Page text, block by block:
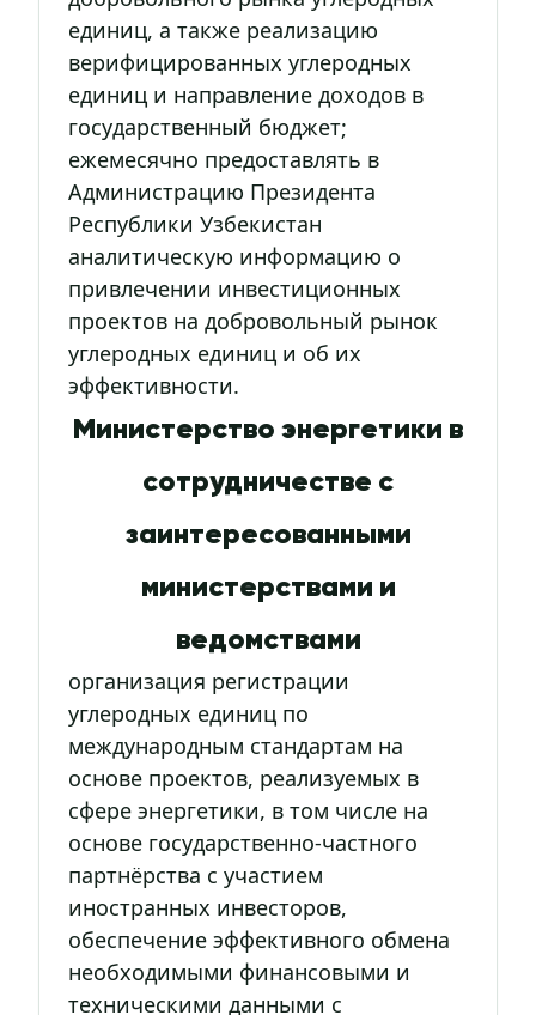
единиц, а также реализацию
верифицированных углеродных
единиц и направление доходов в
государственный бюджет;
ежемесячно предоставлять в
Администрацию Президента
Республики Узбекистан
аналитическую информацию о
привлечении инвестиционных
проектов на добровольный рынок
углеродных единиц и об их
эффективности.
Министерство энергетики в
сотрудничестве с
заинтересованными
министерствами и
ведомствами
организация регистрации
углеродных единиц по
международным стандартам на
основе проектов, реализуемых в
сфере энергетики, в том числе на
основе государственно-частного
партнёрства с участием
иностранных инвесторов,
обеспечение эффективного обмена
необходимыми финансовыми и
техническими данными с